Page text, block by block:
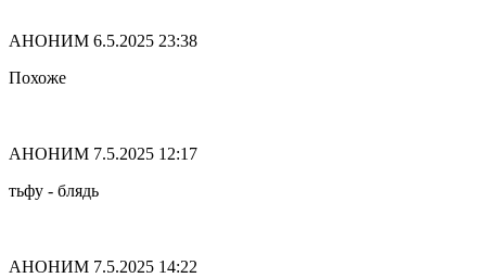
АНОНИМ 6.5.2025 23:38
Похоже
АНОНИМ 7.5.2025 12:17
тьфу - блядь
АНОНИМ 7.5.2025 14:22